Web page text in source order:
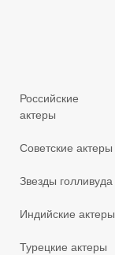
Российские
актеры
Советские актеры
Звезды голливуда
Индийские актеры
Турецкие актеры